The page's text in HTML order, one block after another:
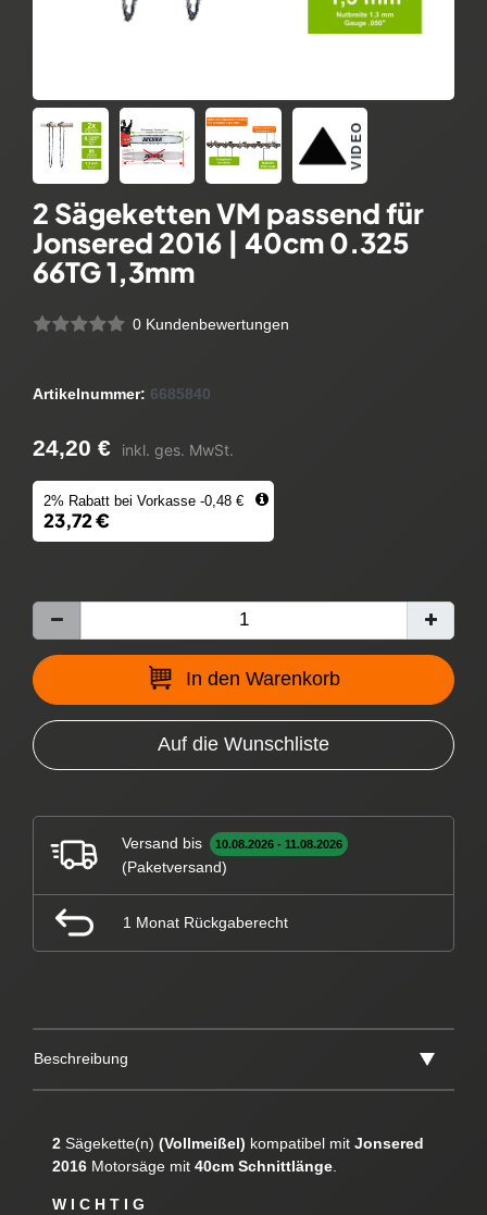
VIDEO
2 Sägeketten VM passend für
Jonsered 2016 | 40cm 0.325
66TG 1,3mm
0 Kundenbewertungen
Artikelnummer: 6685840
24,20 € inkl. ges. MwSt.
2% Rabatt bei Vorkasse -0,48 €
23,72 €
In den Warenkorb
Auf die Wunschliste
Versand bis 10.08.2026 - 11.08.2026
(Paketversand)
1 Monat Rückgaberecht
Beschreibung
2Sägekette(n) (Vollmeißel) kompatibel mit Jonsered
2016Motorsäge mit 40cm Schnittlänge.
W I C H T I G